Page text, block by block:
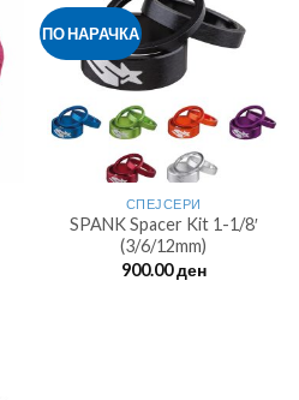
ПО НАРАЧКА
СПЕЈСЕРИ
SPANK Spacer Kit 1-1/8′
(3/6/12mm)
900.00ден